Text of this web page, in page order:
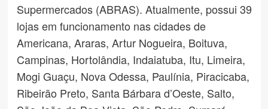
Supermercados (ABRAS). Atualmente, possui 39
lojas em funcionamento nas cidades de
Americana, Araras, Artur Nogueira, Boituva,
Campinas, Hortolândia, Indaiatuba, Itu, Limeira,
Mogi Guaçu, Nova Odessa, Paulínia, Piracicaba,
Ribeirão Preto, Santa Bárbara d’Oeste, Salto,